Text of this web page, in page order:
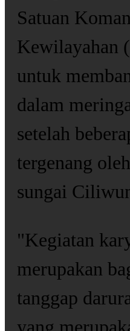
Satuan
Kewilayahan
untuk
dalam
setelah
tergenang
sungai
"Kegiatan
merupakan
tanggap